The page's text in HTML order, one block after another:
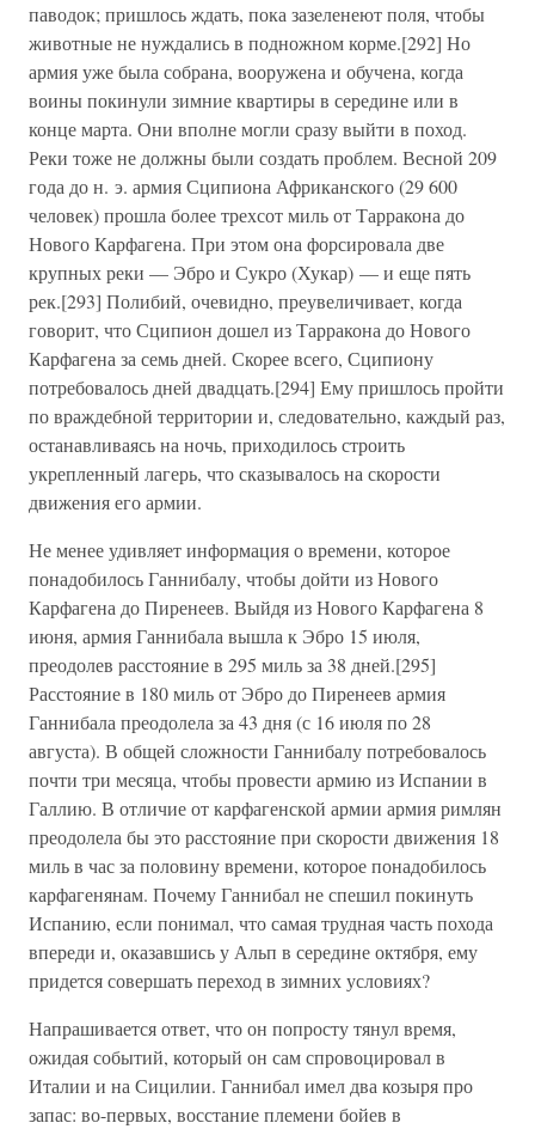
паводок; пришлось ждать, пока зазеленеют поля, чтобы
животные не нуждались в подножном корме.[292] Но
армия уже была собрана, вооружена и обучена, когда
воины покинули зимние квартиры в середине или в
конце марта. Они вполне могли сразу выйти в поход.
Реки тоже не должны были создать проблем. Весной 209
года до н. э. армия Сципиона Африканского (29 600
человек) прошла более трехсот миль от Тарракона до
Нового Карфагена. При этом она форсировала две
крупных реки — Эбро и Сукро (Хукар) — и еще пять
рек.[293] Полибий, очевидно, преувеличивает, когда
говорит, что Сципион дошел из Тарракона до Нового
Карфагена за семь дней. Скорее всего, Сципиону
потребовалось дней двадцать.[294] Ему пришлось пройти
по враждебной территории и, следовательно, каждый раз,
останавливаясь на ночь, приходилось строить
укрепленный лагерь, что сказывалось на скорости
движения его армии.
Не менее удивляет информация о времени, которое
понадобилось Ганнибалу, чтобы дойти из Нового
Карфагена до Пиренеев. Выйдя из Нового Карфагена 8
июня, армия Ганнибала вышла к Эбро 15 июля,
преодолев расстояние в 295 миль за 38 дней.[295]
Расстояние в 180 миль от Эбро до Пиренеев армия
Ганнибала преодолела за 43 дня (с 16 июля по 28
августа). В общей сложности Ганнибалу потребовалось
почти три месяца, чтобы провести армию из Испании в
Галлию. В отличие от карфагенской армии армия римлян
преодолела бы это расстояние при скорости движения 18
миль в час за половину времени, которое понадобилось
карфагенянам. Почему Ганнибал не спешил покинуть
Испанию, если понимал, что самая трудная часть похода
впереди и, оказавшись у Альп в середине октября, ему
придется совершать переход в зимних условиях?
Напрашивается ответ, что он попросту тянул время,
ожидая событий, который он сам спровоцировал в
Италии и на Сицилии. Ганнибал имел два козыря про
запас: во-первых, восстание племени бойев в